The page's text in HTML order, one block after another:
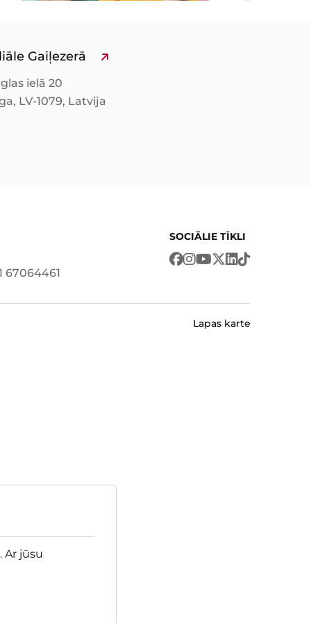
Gaiļezerā
ielā 20
LV-1079, Latvija
67064461
SOCIĀLIE TĪKLI
Lapas karte
Ar jūsu